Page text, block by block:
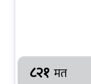
८२१ मत